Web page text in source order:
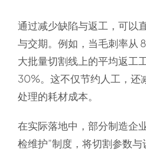
通过减少缺陷与返工，可以
与交期。例如，当毛刺率从
大批量切割线上的平均返工
30%。这不仅节约人工，还
处理的耗材成本。
在实际落地中，部分制造企
检维护”制度，将切割参数